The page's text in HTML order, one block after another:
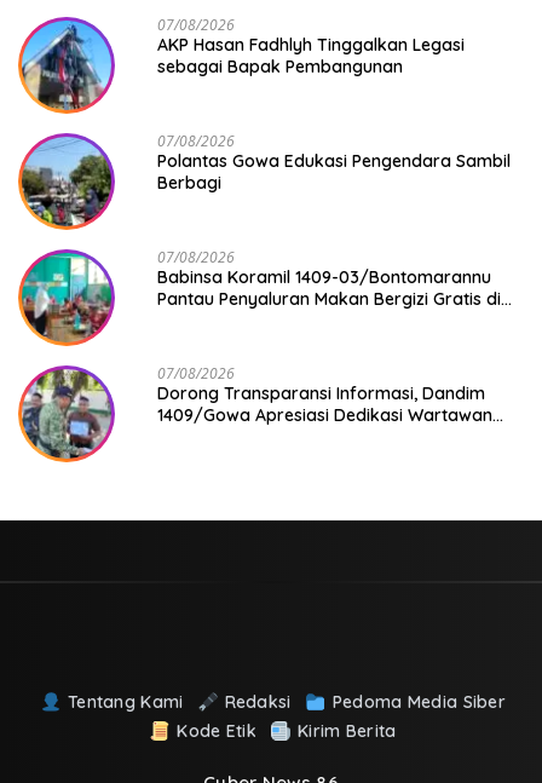
07/08/2026
AKP Hasan Fadhlyh Tinggalkan Legasi
sebagai Bapak Pembangunan
07/08/2026
Polantas Gowa Edukasi Pengendara Sambil
Berbagi
07/08/2026
Babinsa Koramil 1409-03/Bontomarannu
Pantau Penyaluran Makan Bergizi Gratis di
07/08/2026
Dorong Transparansi Informasi, Dandim
1409/Gowa Apresiasi Dedikasi Wartawan
Tentang Kami Redaksi
Pedoma Media Siber
Kode Etik
Kirim Berita